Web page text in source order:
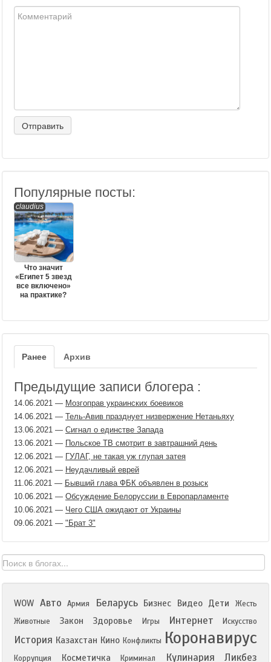
Популярные посты:
claudius
Что значит
«Египет 5 звезд
все включено»
на практике?
Ранее Архив
Предыдущие записи блогера :
14.06.2021 — Мозгоправ украинских боевиков
14.06.2021 — Тель-Авив празднует низвержение Нетаньяху
13.06.2021 — Сигнал о единстве Запада
13.06.2021 — Польское ТВ смотрит в завтрашний день
12.06.2021 — ГУЛАГ, не такая уж глупая затея
12.06.2021 — Неудачливый еврей
11.06.2021 — Бывший глава ФБК объявлен в розыск
10.06.2021 — Обсуждение Белоруссии в Европарламенте
10.06.2021 — Чего США ожидают от Украины
09.06.2021 — "Брат 3"
WOW Авто Армия Беларусь Бизнес Видео Дети
Жесть
Животные
Закон Здоровье Игры Интернет Искусство
История Казахстан Кино Конфликты Коронавирус
Коррупция Косметичка Криминал Кулинария Ликбез